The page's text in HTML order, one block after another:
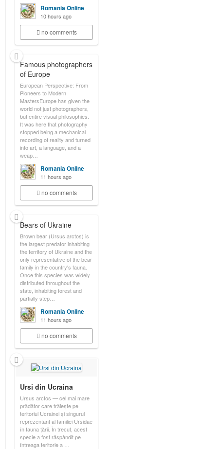
Romania Online
10 hours ago
no comments
Famous photographers
of Europe
European Perspective: From
Pioneers to Modern
MastersEurope has given the
world not just photographers,
but entire visual philosophies.
It was here that photography
stopped being a mechanical
recording of reality and turned
into art, a language, and a
weap…
Romania Online
11 hours ago
no comments
Bears of Ukraine
Brown bear (Ursus arctos) is
the largest predator inhabiting
the territory of Ukraine and the
only representative of the bear
family in the country's fauna.
Once this species was widely
distributed throughout the
state, inhabiting forest and
partially step…
Romania Online
11 hours ago
no comments
Ursi din Ucraina
Ursus arctos — cel mai mare
prădător care trăiește pe
teritoriul Ucrainei și singurul
reprezentant al familiei Ursidae
în fauna țării. În trecut, acest
specie a fost răspândit pe
întreaga teritorie a …